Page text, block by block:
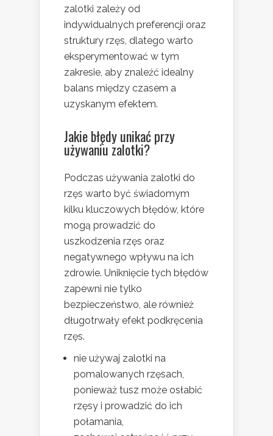
zalotki zależy od
indywidualnych preferencji oraz
struktury rzęs, dlatego warto
eksperymentować w tym
zakresie, aby znaleźć idealny
balans między czasem a
uzyskanym efektem.
Jakie błędy unikać przy
używaniu zalotki?
Podczas używania zalotki do
rzęs warto być świadomym
kilku kluczowych błędów, które
mogą prowadzić do
uszkodzenia rzęs oraz
negatywnego wpływu na ich
zdrowie. Uniknięcie tych błędów
zapewni nie tylko
bezpieczeństwo, ale również
długotrwały efekt podkręcenia
rzęs.
nie używaj zalotki na
pomalowanych rzęsach,
ponieważ tusz może osłabić
rzęsy i prowadzić do ich
połamania,